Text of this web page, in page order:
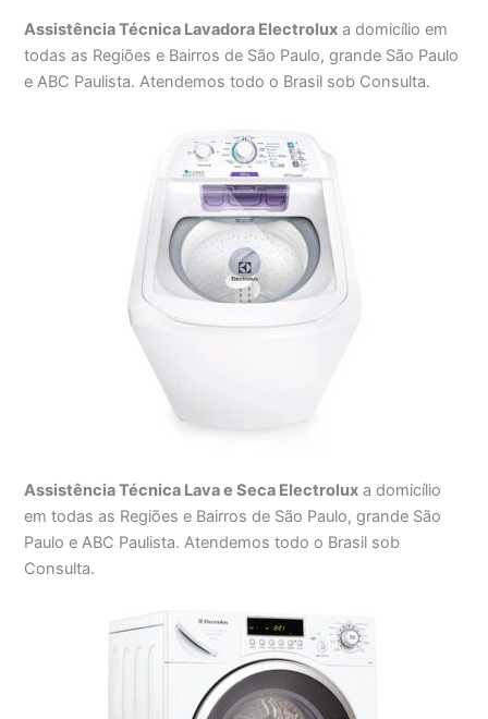
Assistência Técnica Lavadora Electrolux a domicílio em
todas as Regiões e Bairros de São Paulo, grande São Paulo
e ABC Paulista. Atendemos todo o Brasil sob Consulta.
Assistência Técnica Lava e Seca Electrolux a domicílio
em todas as Regiões e Bairros de São Paulo, grande São
Paulo e ABC Paulista. Atendemos todo o Brasil sob
Consulta.